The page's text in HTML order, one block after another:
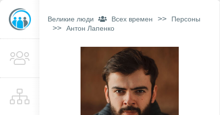
Великие люди Всех времен >> Персоны
>> Антон Лапенко